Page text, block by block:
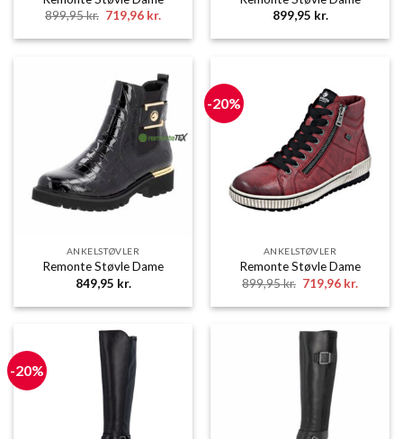
899,95kr. Den
oprindelige
pris
719,96 kr.Den
pris
719,96 kr..
899,95 kr.
ANKELSTØVLER
Remonte Støvle Dame
849,95 kr.
-20%
ANKELSTØVLER
Remonte Støvle Dame
899,95kr. Den
oprindelige
pris
899,95 kr..
719,96 kr.
pris
719,96
-20%